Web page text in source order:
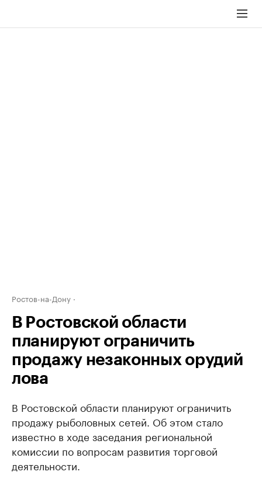
Ростов-на-Дону
В Ростовской области
планируют ограничить
продажу незаконных орудий
лова
В Ростовской области планируют ограничить
продажу рыболовных сетей. Об этом стало
известно в ходе заседания региональной
комиссии по вопросам развития торговой
деятельности.